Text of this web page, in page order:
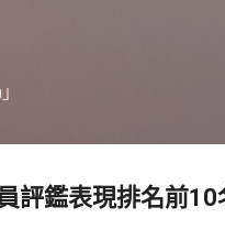
評鑑表現排名前